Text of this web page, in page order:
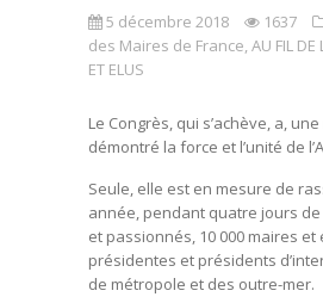
5 décembre 2018 1637
des Maires de France,AU FIL DE
ET ELUS
Le Congrès, qui s’achève, a,
démontré la force et l’unité de
Seule, elle est en mesure de
année, pendant quatre jours
et passionnés, 10 000 maires
présidentes et présidents
de métropole et des outre-mer.